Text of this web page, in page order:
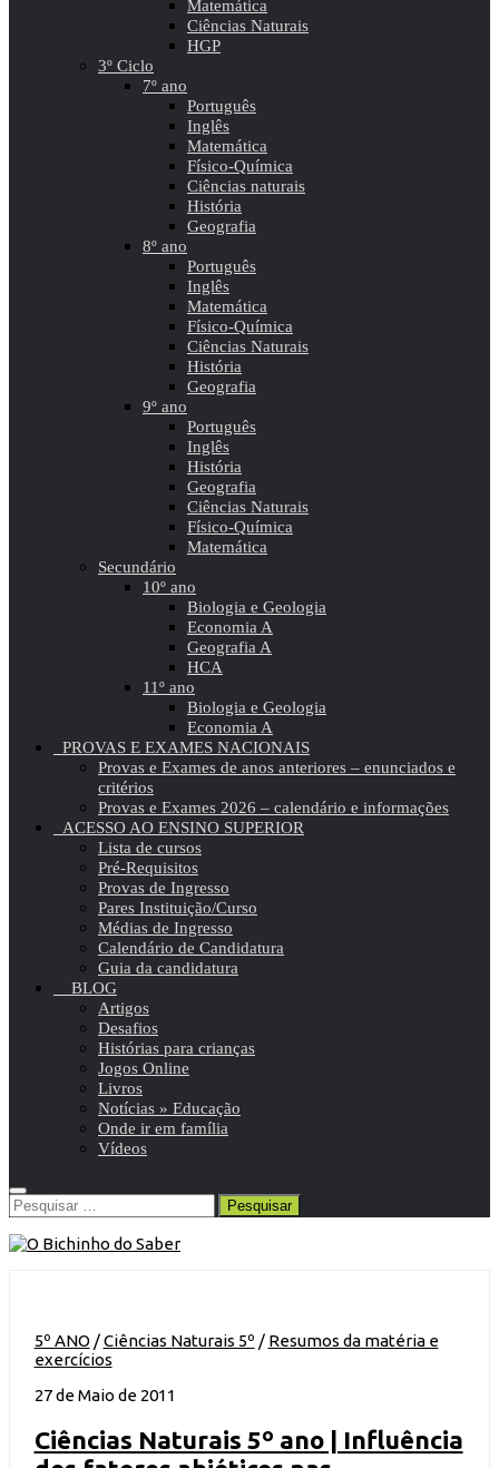
Matemática
Ciências Naturais
HGP
3º Ciclo
7º ano
Português
Inglês
Matemática
Físico-Química
Ciências naturais
História
Geografia
8º ano
Português
Inglês
Matemática
Físico-Química
Ciências Naturais
História
Geografia
9º ano
Português
Inglês
História
Geografia
Ciências Naturais
Físico-Química
Matemática
Secundário
10º ano
Biologia e Geologia
Economia A
Geografia A
HCA
11º ano
Biologia e Geologia
Economia A
PROVAS E EXAMES NACIONAIS
Provas e Exames de anos anteriores – enunciados e
critérios
Provas e Exames 2026 – calendário e informações
ACESSO AO ENSINO SUPERIOR
Lista de cursos
Pré-Requisitos
Provas de Ingresso
Pares Instituição/Curso
Médias de Ingresso
Calendário de Candidatura
Guia da candidatura
BLOG
Artigos
Desafios
Histórias para crianças
Jogos Online
Livros
Notícias » Educação
Onde ir em família
Vídeos
Pesquisar
por:
5º ANO /Ciências Naturais 5º / Resumos da matéria e
exercícios
27 de Maio de 2011
Ciências Naturais 5º ano | Influência